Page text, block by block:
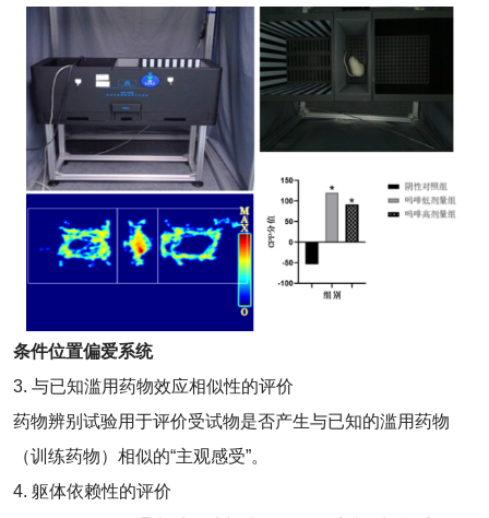
条件位置偏爱系统
3. 与已知滥用药物效应相似性的评价
药物辨别试验用于评价受试物是否产生与已知的滥用药物
（训练药物）相似的“主观感受”。
4. 躯体依赖性的评价